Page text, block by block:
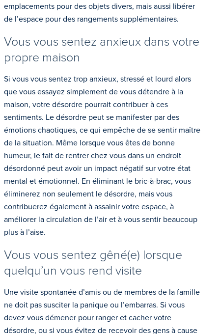
emplacements pour des objets divers, mais aussi libérer
de l’espace pour des rangements supplémentaires.
Vous vous sentez anxieux dans votre
propre maison
Si vous vous sentez trop anxieux, stressé et lourd alors
que vous essayez simplement de vous détendre à la
maison, votre désordre pourrait contribuer à ces
sentiments. Le désordre peut se manifester par des
émotions chaotiques, ce qui empêche de se sentir maître
de la situation. Même lorsque vous êtes de bonne
humeur, le fait de rentrer chez vous dans un endroit
désordonné peut avoir un impact négatif sur votre état
mental et émotionnel. En éliminant le bric-à-brac, vous
éliminerez non seulement le désordre, mais vous
contribuerez également à assainir votre espace, à
améliorer la circulation de l’air et à vous sentir beaucoup
plus à l’aise.
Vous vous sentez gêné(e) lorsque
quelqu’un vous rend visite
Une visite spontanée d’amis ou de membres de la famille
ne doit pas susciter la panique ou l’embarras. Si vous
devez vous démener pour ranger et cacher votre
désordre, ou si vous évitez de recevoir des gens à cause